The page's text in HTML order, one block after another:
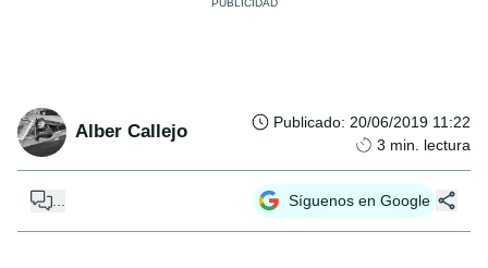
Alber Callejo Publicado: 20/06/2019 11:22
3 min. lectura
Síguenos en Google